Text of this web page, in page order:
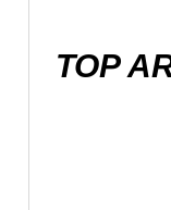
TOP